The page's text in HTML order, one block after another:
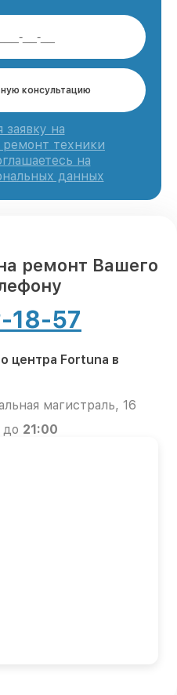
консультацию
заявку на
техники
на
данных
ремонт Вашего
18-57
центра Fortuna в
магистраль, 16
до 21:00